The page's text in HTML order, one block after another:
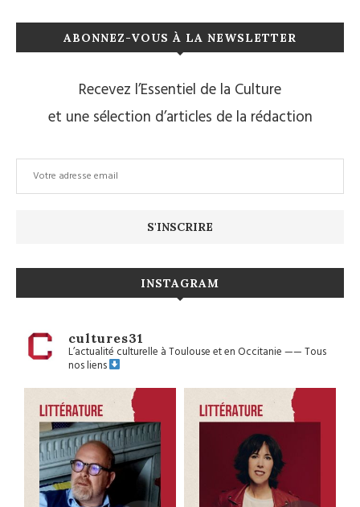
ABONNEZ-VOUS À LA NEWSLETTER
Recevez l’Essentiel de la Culture
et une sélection d’articles de la rédaction
INSTAGRAM
cultures31
L’actualité culturelle à Toulouse et en Occitanie——Tous
nos liens